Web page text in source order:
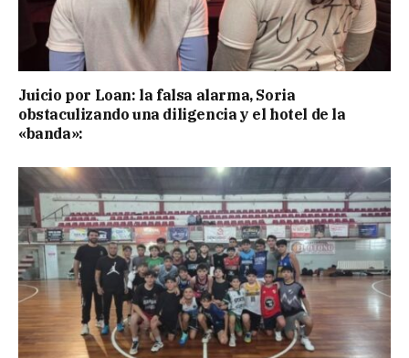
Juicio por Loan: la falsa alarma, Soria
obstaculizando una diligencia y el hotel de la
«banda»: